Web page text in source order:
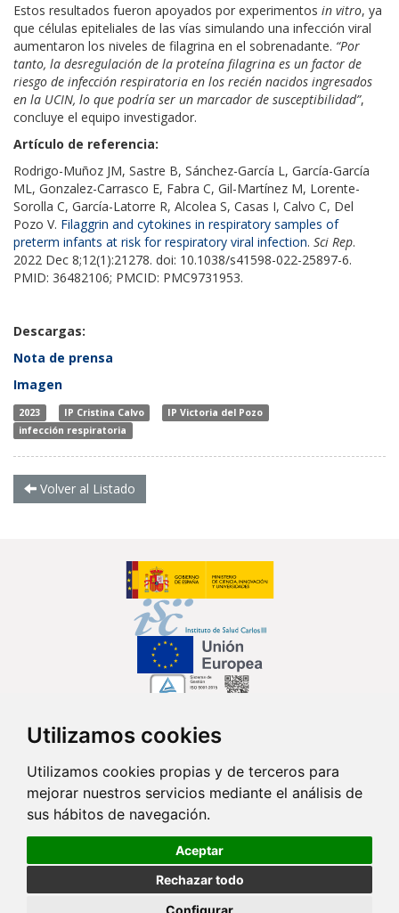
Utilizamos cookies
Utilizamos cookies propias y de terceros para
mejorar nuestros servicios mediante el análisis de
sus hábitos de navegación.
Aceptar
Rechazar todo
Configurar
Estos resultados fueron apoyados por experimentos in vitro, ya
que células epiteliales de las vías simulando una infección viral
aumentaron los niveles de filagrina en el sobrenadante. “Por
tanto, la desregulación de la proteína filagrina es un factor de
riesgo de infección respiratoria en los recién nacidos ingresados
en la UCIN, lo que podría ser un marcador de susceptibilidad”,
concluye el equipo investigador.
Artículo de referencia:
Rodrigo-Muñoz JM, Sastre B, Sánchez-García L, García-García
ML, Gonzalez-Carrasco E, Fabra C, Gil-Martínez M, Lorente-
Sorolla C, García-Latorre R, Alcolea S, Casas I, Calvo C, Del
Pozo V. Filaggrin and cytokines in respiratory samples of
preterm infants at risk for respiratory viral infection. Sci Rep.
2022 Dec 8;12(1):21278. doi: 10.1038/s41598-022-25897-6.
PMID: 36482106; PMCID: PMC9731953.
Descargas:
Nota de prensa
Imagen
2023 IP Cristina Calvo
IP Victoria del Pozo
infección respiratoria
Volver al Listado
Síguenos en...
Contacto
Av. Monforte de Lemos, 3-5. Pabellón 11. Planta 0 28029 Madrid
info@ciberisciii.es
Política de Privacidad